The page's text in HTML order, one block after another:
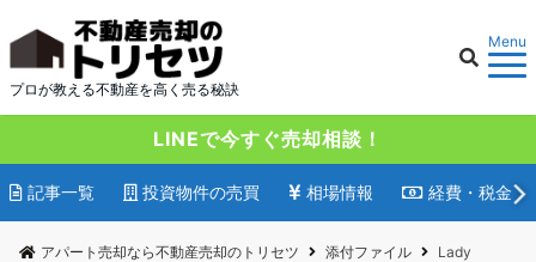
プロが教える不動産を高く売る秘訣
Menu
LINEで今すぐ売却相談！
記事一覧 投資物件の売買 相場情報 経費・税金
アパート売却なら不動産売却のトリセツ 添付ファイル Lady